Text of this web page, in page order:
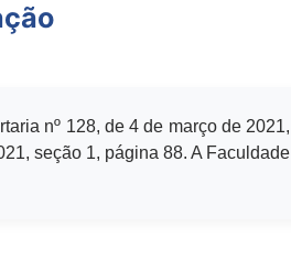
nº 128, de 4 de março de 2021,
seção 1, página 88. A Faculdade